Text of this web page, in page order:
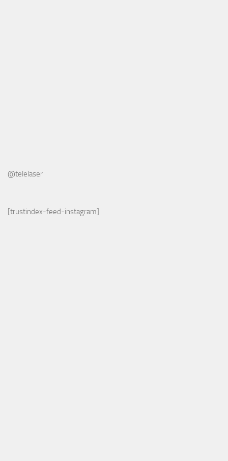
@telelaser
[trustindex-feed-instagram]